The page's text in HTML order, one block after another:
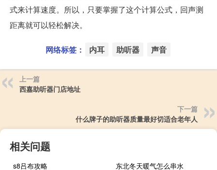
式来计算速度。所以，只要掌握了这个计算公式，回声测
距离就可以轻松解决。
网络标签： 内耳 助听器 声音
上一篇
西嘉助听器门店地址
下一篇
什么牌子的助听器质量最好切适合老年人
相关问题
s8吕布攻略
东北冬天暖气怎么串水